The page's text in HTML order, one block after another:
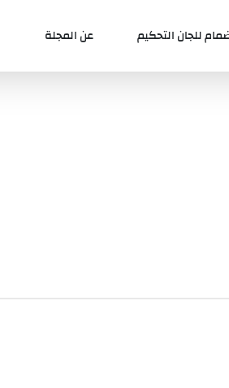
للجان التحكيم عن المجلة